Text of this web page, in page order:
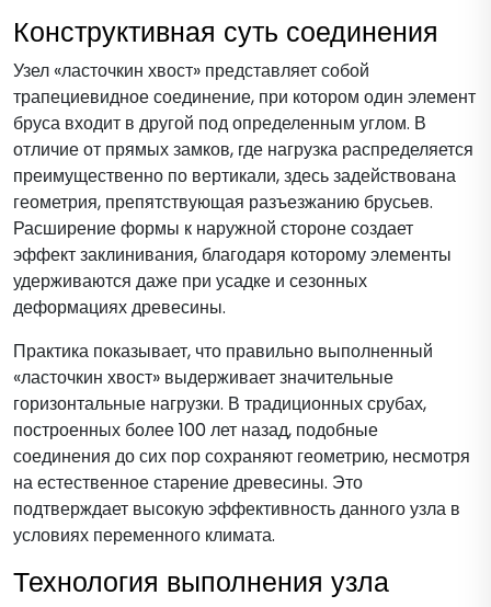
Конструктивная суть соединения
Узел «ласточкин хвост» представляет собой
трапециевидное соединение, при котором один элемент
бруса входит в другой под определенным углом. В
отличие от прямых замков, где нагрузка распределяется
преимущественно по вертикали, здесь задействована
геометрия, препятствующая разъезжанию брусьев.
Расширение формы к наружной стороне создает
эффект заклинивания, благодаря которому элементы
удерживаются даже при усадке и сезонных
деформациях древесины.
Практика показывает, что правильно выполненный
«ласточкин хвост» выдерживает значительные
горизонтальные нагрузки. В традиционных срубах,
построенных более 100 лет назад, подобные
соединения до сих пор сохраняют геометрию, несмотря
на естественное старение древесины. Это
подтверждает высокую эффективность данного узла в
условиях переменного климата.
Технология выполнения узла